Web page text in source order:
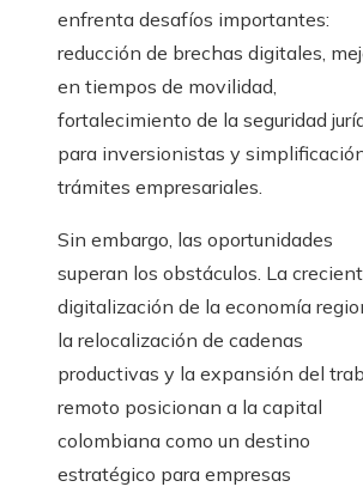
enfrenta desafíos importantes:
reducción de brechas digitales,
en tiempos de movilidad,
fortalecimiento de la seguridad
para inversionistas y
trámites empresariales.
Sin embargo, las oportunidades
superan los obstáculos. La
digitalización de la economía
la relocalización de cadenas
productivas y la expansión del
remoto posicionan a la capital
colombiana como un destino
estratégico para empresas